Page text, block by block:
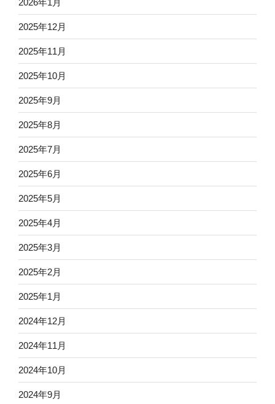
2025年12月
2025年11月
2025年10月
2025年9月
2025年8月
2025年7月
2025年6月
2025年5月
2025年4月
2025年3月
2025年2月
2025年1月
2024年12月
2024年11月
2024年10月
2024年9月